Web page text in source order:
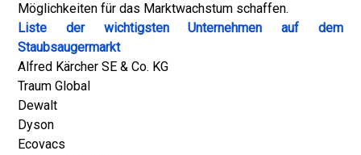
Möglichkeiten für das Marktwachstum schaffen.
Liste der wichtigsten Unternehmen auf dem
Staubsaugermarkt
Alfred Kärcher SE & Co. KG
Traum Global
Dewalt
Dyson
Ecovacs